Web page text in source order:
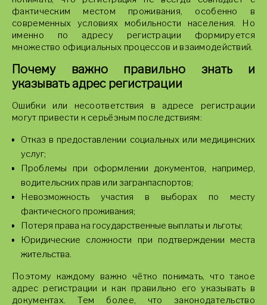
фактическим местом проживания, особенно в
современных условиях мобильности населения. Но
именно по адресу регистрации формируется
множество официальных процессов и взаимодействий.
Почему важно правильно знать и
указывать адрес регистрации
Ошибки или несоответствия в адресе регистрации
могут привести к серьёзным последствиям:
Отказ в предоставлении социальных или медицинских
услуг;
Проблемы при оформлении документов, например,
водительских прав или загранпаспортов;
Невозможность участия в выборах по месту
фактического проживания;
Потеря права на государственные выплаты и льготы;
Юридические сложности при подтверждении места
жительства.
Поэтому каждому важно чётко понимать, что такое
адрес регистрации и как правильно его указывать в
документах. Тем более, что законодательство